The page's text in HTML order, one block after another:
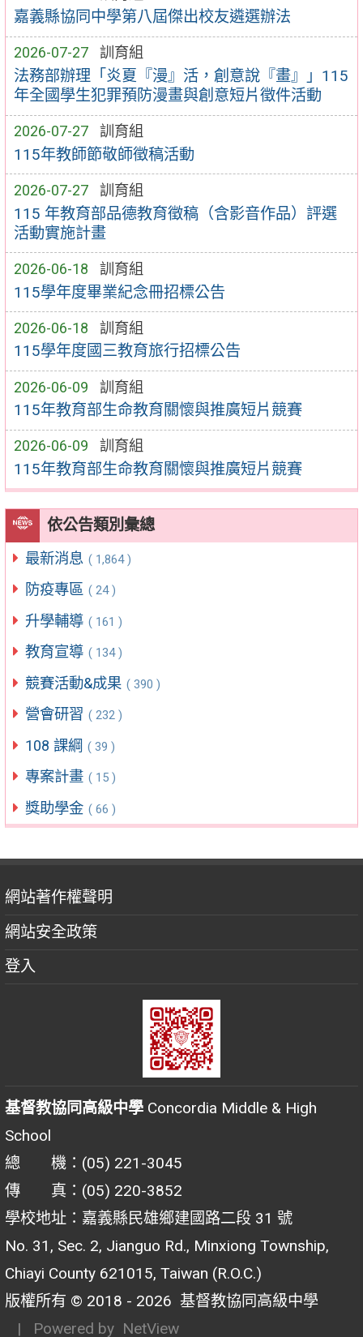
嘉義縣協同中學第八屆傑出校友遴選辦法
2026-07-27 訓育組
法務部辦理「炎夏『漫』活，創意說『畫』」115
年全國學生犯罪預防漫畫與創意短片徵件活動
2026-07-27 訓育組
115年教師節敬師徵稿活動
2026-07-27 訓育組
115 年教育部品德教育徵稿（含影音作品）評選
活動實施計畫
2026-06-18 訓育組
115學年度畢業紀念冊招標公告
2026-06-18 訓育組
115學年度國三教育旅行招標公告
2026-06-09 訓育組
115年教育部生命教育關懷與推廣短片競賽
2026-06-09 訓育組
115年教育部生命教育關懷與推廣短片競賽
依公告類別彙總
最新消息 ( 1,864 )
防疫專區 ( 24 )
升學輔導 ( 161 )
教育宣導 ( 134 )
競賽活動&成果 ( 390 )
營會研習 ( 232 )
108 課綱 ( 39 )
專案計畫 ( 15 )
獎助學金 ( 66 )
網站著作權聲明
網站安全政策
登入
基督教協同高級中學 Concordia Middle & High
School
總 機：(05) 221-3045
傳 真：(05) 220-3852
學校地址：嘉義縣民雄鄉建國路二段 31 號
No. 31, Sec. 2, Jianguo Rd., Minxiong Township,
Chiayi County 621015, Taiwan (R.O.C.)
版權所有 © 2018 - 2026 基督教協同高級中學
| Powered by NetView